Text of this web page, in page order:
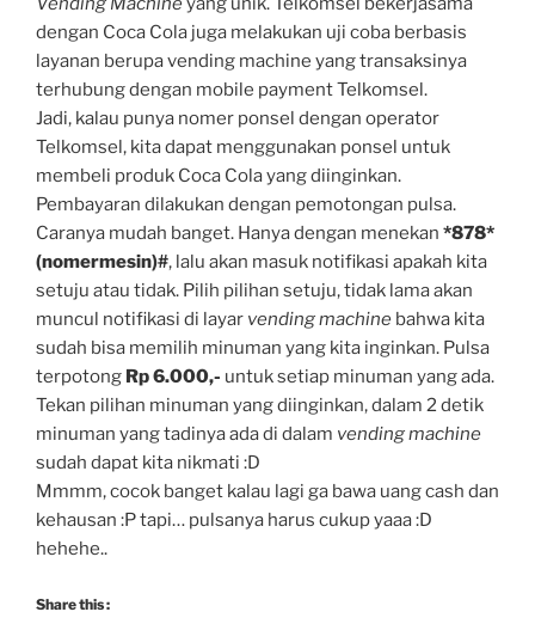
dengan Coca Cola juga melakukan uji coba berbasis
layanan berupa vending machine yang transaksinya
terhubung dengan mobile payment Telkomsel.
Jadi, kalau punya nomer ponsel dengan operator
Telkomsel, kita dapat menggunakan ponsel untuk
membeli produk Coca Cola yang diinginkan.
Pembayaran dilakukan dengan pemotongan pulsa.
Caranya mudah banget. Hanya dengan menekan *878*
(nomermesin)#, lalu akan masuk notifikasi apakah kita
setuju atau tidak. Pilih pilihan setuju, tidak lama akan
muncul notifikasi di layar vending machine bahwa kita
sudah bisa memilih minuman yang kita inginkan. Pulsa
terpotong Rp 6.000,- untuk setiap minuman yang ada.
Tekan pilihan minuman yang diinginkan, dalam 2 detik
minuman yang tadinya ada di dalam vending machine
sudah dapat kita nikmati :D
Mmmm, cocok banget kalau lagi ga bawa uang cash dan
kehausan :P tapi… pulsanya harus cukup yaaa :D
hehehe..
Share this :